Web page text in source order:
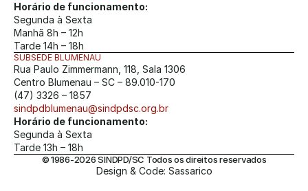
Horário de funcionamento:
Segunda à Sexta
Manhã 8h – 12h
Tarde 14h – 18h
SUBSEDE BLUMENAU
Rua Paulo Zimmermann, 118, Sala 1306
Centro Blumenau – SC – 89.010-170
(47) 3326 – 1857
sindpdblumenau@sindpdsc.org.br
Horário de funcionamento:
Segunda à Sexta
Tarde 13h – 18h
© 1986-2026 SINDPD/SC Todos os direitos reservados
Design & Code: Sassarico